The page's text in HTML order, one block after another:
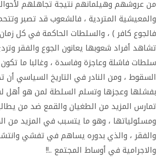
من عروشهم وهيلمانهم نتيجة تجاهلهم
والمعيشية المتردية ، فالشعوب قد تصبر
فالجوع كافر ) ، والسلطات الحاكمة في كل
تشاهد أفراد شعوبها يعانون الجوع والفقر
سلطات فاشلة وعاجزة وفاسدة ، وغالبا ما
السقوط ، ومن النادر في التاريخ السياسي
بفشلها وعجزها وتسلم السلطة لمن هو أهل
تمارس المزيد من الطغيان والقمع ضد من
ومسئولياتها ، وهو ما يتسبب في المزيد من
والفقر ، والذي بدوره يساهم في تفشي
والاجرامية في أوساط المجتمع ..!!